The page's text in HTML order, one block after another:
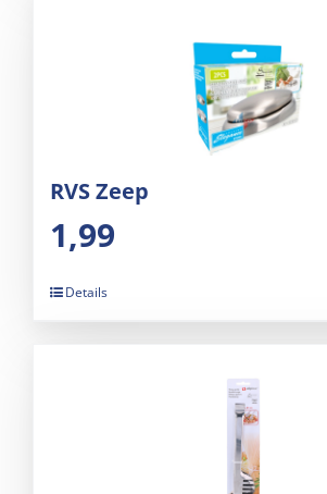
RVS Zeep
1,99
Details